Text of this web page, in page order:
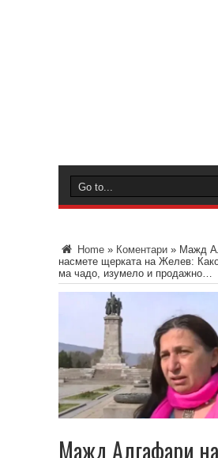
Home » Коментари » Мажд
насмете щерката на Желев:
ма чадо, изумело и продажно…
Мажд Алгафари